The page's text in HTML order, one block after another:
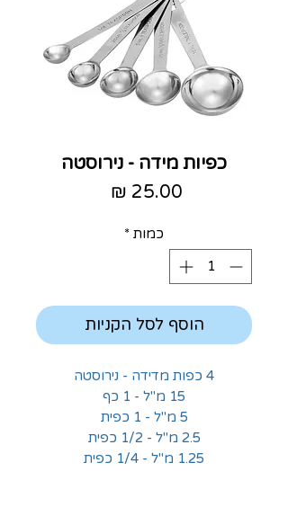
כפיות מידה - נירוסטה
כמות *
הוסף לסל הקניות
4 כפות מדידה - נירוסטה
15 מ"ל - 1 כף
5 מ"ל - 1 כפית
2.5 מ"ל - 1/2 כפית
1.25 מ"ל - 1/4 כפית